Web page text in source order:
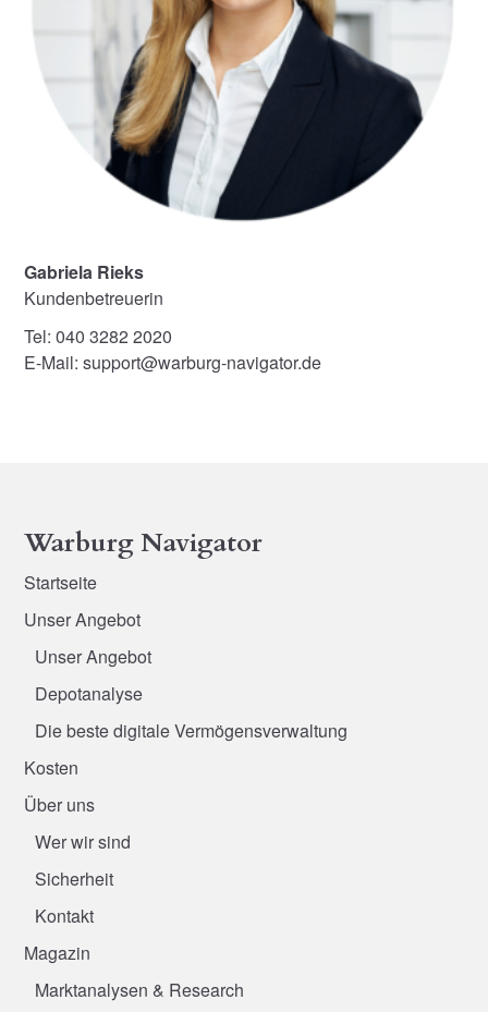
Gabriela Rieks
Kundenbetreuerin
Tel: 040 3282 2020
E-Mail: support@warburg-navigator.de
Warburg Navigator
Startseite
Unser Angebot
Unser Angebot
Depotanalyse
Die beste digitale Vermögensverwaltung
Kosten
Über uns
Wer wir sind
Sicherheit
Kontakt
Magazin
Marktanalysen & Research